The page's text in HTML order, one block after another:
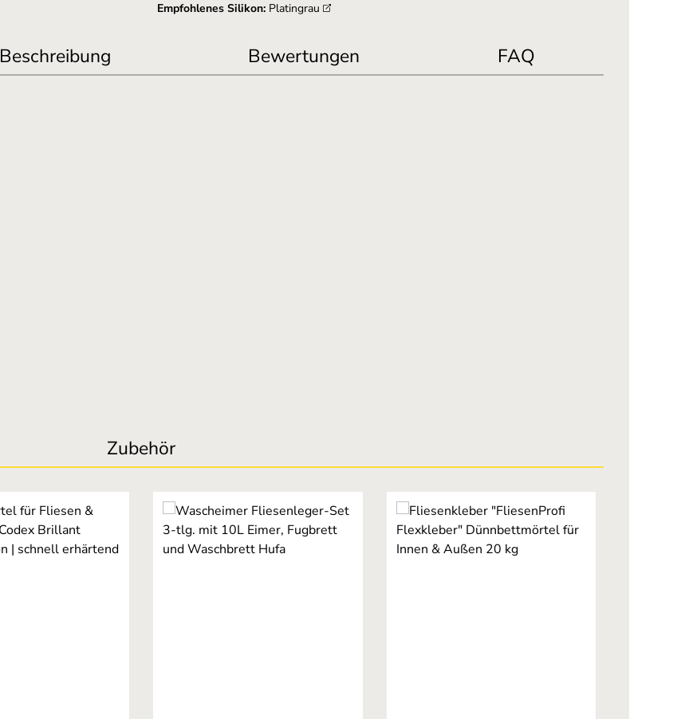
Empfohlenes Silikon: Platingrau
Beschreibung Bewertungen FAQ
Zubehör